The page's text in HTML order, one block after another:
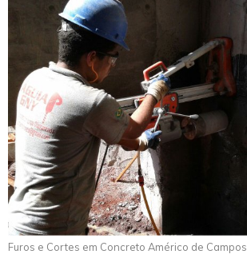
Furos e Cortes em Concreto Américo de Campos